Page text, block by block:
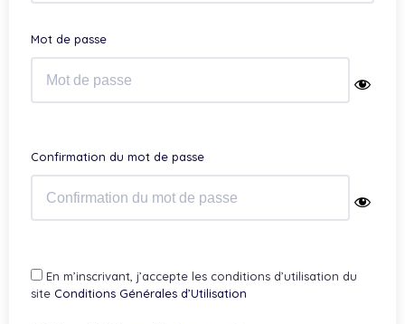
Mot de passe
Confirmation du mot de passe
En m’inscrivant, j’accepte les conditions d’utilisation du
site Conditions Générales d’Utilisation